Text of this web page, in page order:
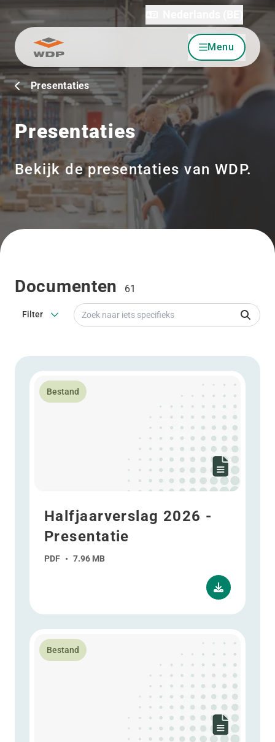
Ga naar inhoud Menu
Presentaties
Presentaties
Bekijk de presentaties van WDP.
Documenten 61
Filter Zoek naar iets specifieks
Bestand
Halfjaarverslag 2026 -
Presentatie
PDF • 7.96 MB
Lees meer over Halfjaarverslag 2026 - Presentatie
Bestand
Lees meer over Resultaten over Q1 2026 -